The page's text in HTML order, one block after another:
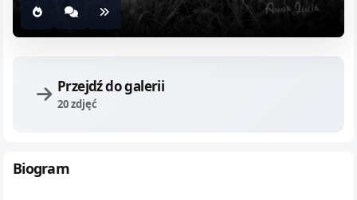
Przejdź do galerii
20 zdjęć
Biogram